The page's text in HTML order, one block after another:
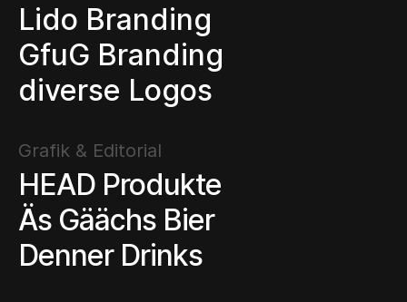
Lido Branding
GfuG Branding
diverse Logos
Grafik & Editorial
HEAD Produkte
Äs Gäächs Bier
Denner Drinks